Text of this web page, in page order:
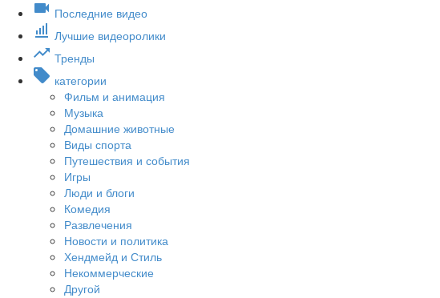
Последние видео
Лучшие видеоролики
Тренды
категории
Фильм и анимация
Музыка
Домашние животные
Виды спорта
Путешествия и события
Игры
Люди и блоги
Комедия
Развлечения
Новости и политика
Хендмейд и Стиль
Некоммерческие
Другой